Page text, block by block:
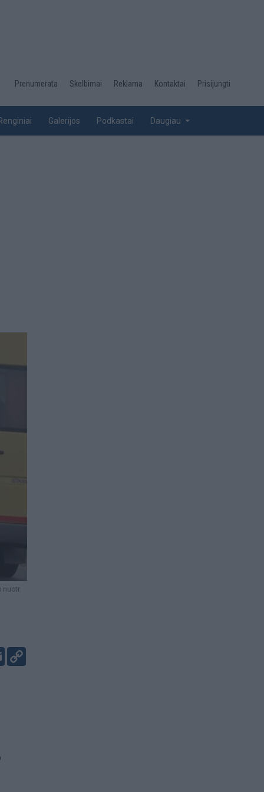
Desktop
top
Prenumerata Skelbimai Reklama Kontaktai Prisijungti
Galerijos Podkastai Daugiau
nuotr.
Email